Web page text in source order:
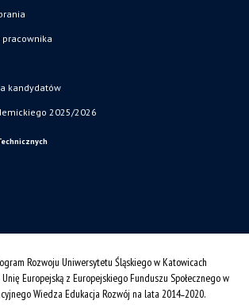
kandydatów
2025/2026
Rozwoju Uniwersytetu Śląskiego w Katowicach
Europejską z Europejskiego Funduszu Społecznego w
Wiedza Edukacja Rozwój na lata 2014˗2020.